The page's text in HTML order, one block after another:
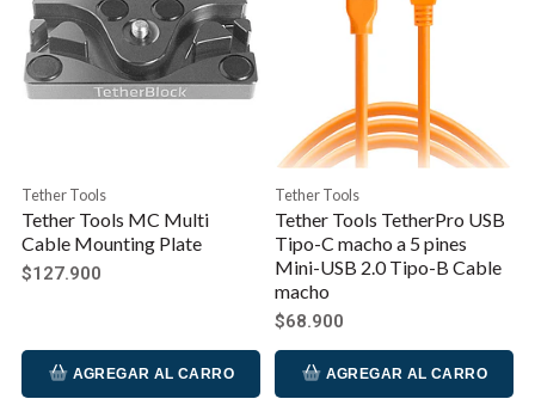
Tether Tools
Tether Tools MC Multi
Cable Mounting Plate
$127.900
AGREGAR AL CARRO
Tether Tools
Tether Tools TetherPro USB
Tipo-C macho a 5 pines
Mini-USB 2.0 Tipo-B Cable
macho
$68.900
AGREGAR AL CARRO